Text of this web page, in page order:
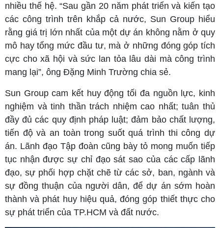
nhiều thế hệ. “Sau gần 20 năm phát triển và kiến tạo
các công trình trên khắp cả nước, Sun Group hiểu
rằng giá trị lớn nhất của một dự án không nằm ở quy
mô hay tổng mức đầu tư, mà ở những đóng góp tích
cực cho xã hội và sức lan tỏa lâu dài mà công trình
mang lại”, ông Đặng Minh Trường chia sẻ.
Sun Group cam kết huy động tối đa nguồn lực, kinh
nghiệm và tinh thần trách nhiệm cao nhất; tuân thủ
đầy đủ các quy định pháp luật; đảm bảo chất lượng,
tiến độ và an toàn trong suốt quá trình thi công dự
án. Lãnh đạo Tập đoàn cũng bày tỏ mong muốn tiếp
tục nhận được sự chỉ đạo sát sao của các cấp lãnh
đạo, sự phối hợp chặt chẽ từ các sở, ban, ngành và
sự đồng thuận của người dân, để dự án sớm hoàn
thành và phát huy hiệu quả, đóng góp thiết thực cho
sự phát triển của TP.HCM và đất nước.